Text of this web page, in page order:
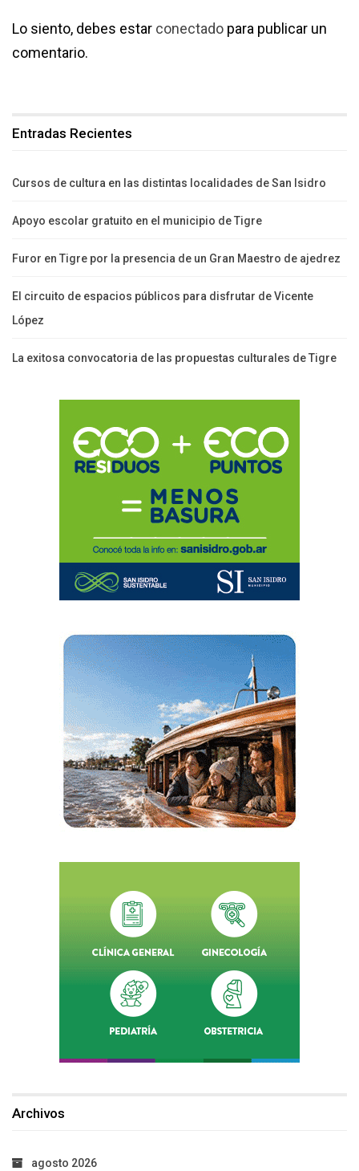
Lo siento, debes estar conectado para publicar un
comentario.
Entradas Recientes
Cursos de cultura en las distintas localidades de San Isidro
Apoyo escolar gratuito en el municipio de Tigre
Furor en Tigre por la presencia de un Gran Maestro de ajedrez
El circuito de espacios públicos para disfrutar de Vicente
López
La exitosa convocatoria de las propuestas culturales de Tigre
Archivos
agosto 2026